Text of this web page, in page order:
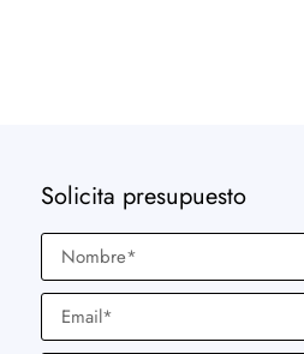
Solicita presupuesto